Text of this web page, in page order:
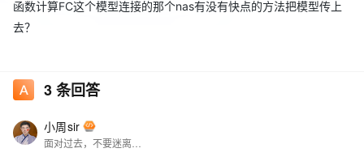
函数计算FC这个模型连接的那个nas有没有快点的方法把模型传上
去？
3条回答
小周sir